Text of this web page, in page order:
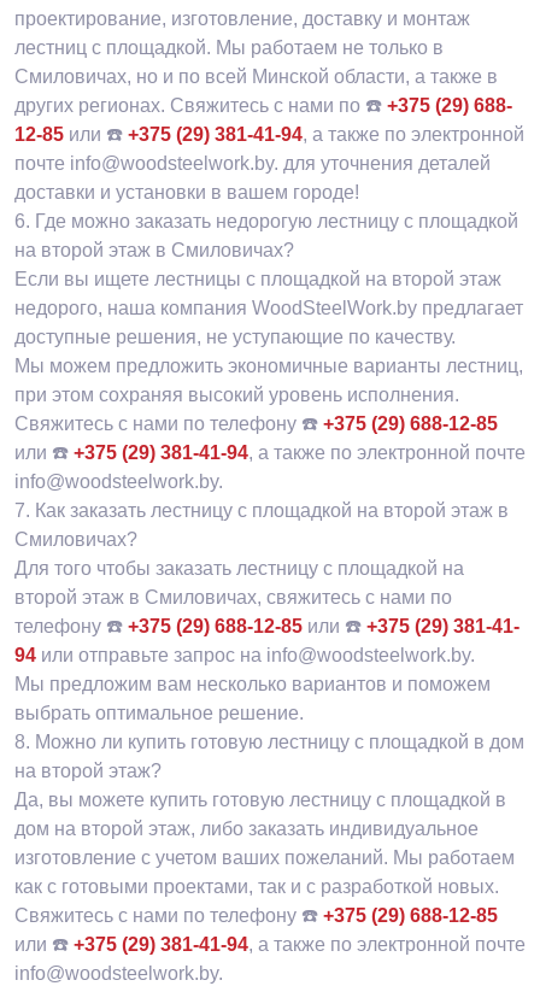
проектирование, изготовление, доставку и монтаж
лестниц с площадкой. Мы работаем не только в
Смиловичах, но и по всей Минской области, а также в
других регионах. Свяжитесь с нами по ☎️ +375 (29) 688-
12-85 или ☎️ +375 (29) 381-41-94, а также по электронной
почте info@woodsteelwork.by. для уточнения деталей
доставки и установки в вашем городе!
6. Где можно заказать недорогую лестницу с площадкой
на второй этаж в Смиловичах?
Если вы ищете лестницы с площадкой на второй этаж
недорого, наша компания WoodSteelWork.by предлагает
доступные решения, не уступающие по качеству.
Мы можем предложить экономичные варианты лестниц,
при этом сохраняя высокий уровень исполнения.
Свяжитесь с нами по телефону ☎️ +375 (29) 688-12-85
или ☎️ +375 (29) 381-41-94, а также по электронной почте
info@woodsteelwork.by.
7. Как заказать лестницу с площадкой на второй этаж в
Смиловичах?
Для того чтобы заказать лестницу с площадкой на
второй этаж в Смиловичах, свяжитесь с нами по
телефону ☎️ +375 (29) 688-12-85 или ☎️ +375 (29) 381-41-
94 или отправьте запрос на info@woodsteelwork.by.
Мы предложим вам несколько вариантов и поможем
выбрать оптимальное решение.
8. Можно ли купить готовую лестницу с площадкой в дом
на второй этаж?
Да, вы можете купить готовую лестницу с площадкой в
дом на второй этаж, либо заказать индивидуальное
изготовление с учетом ваших пожеланий. Мы работаем
как с готовыми проектами, так и с разработкой новых.
Свяжитесь с нами по телефону ☎️ +375 (29) 688-12-85
или ☎️ +375 (29) 381-41-94, а также по электронной почте
info@woodsteelwork.by.